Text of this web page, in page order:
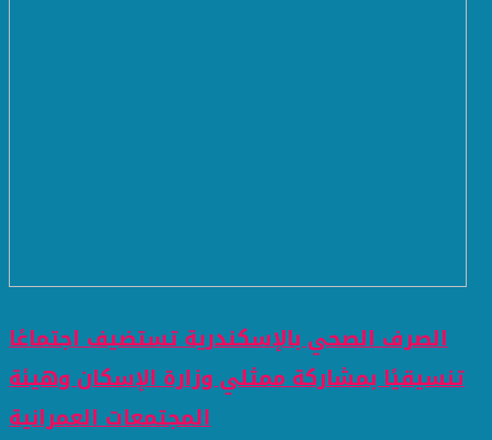
الصرف الصحي بالإسكندرية تستضيف اجتماعًا
تنسيقيًا بمشاركة ممثلي وزارة الإسكان وهيئة
المجتمعات العمرانية